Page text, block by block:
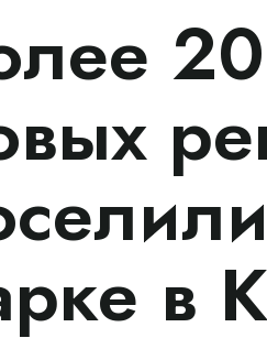
в